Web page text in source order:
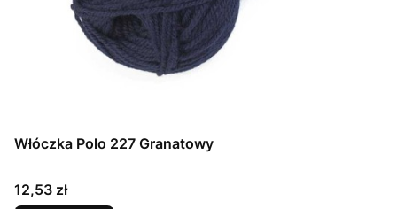
Włóczka Polo 227 Granatowy
Cena
12,53 zł